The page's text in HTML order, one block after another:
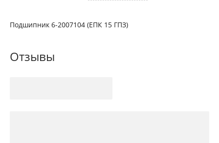
Подшипник 6-2007104 (ЕПК 15 ГПЗ)
Отзывы